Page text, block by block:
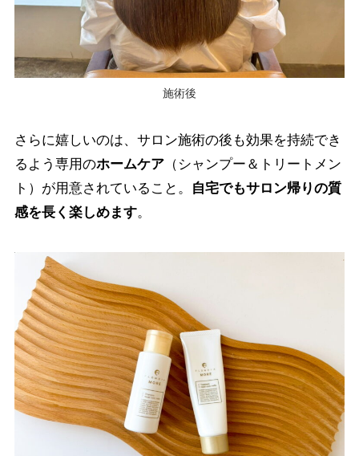
施術後
さらに嬉しいのは、サロン施術の後も効果を持続でき
るよう専用のホームケア（シャンプー＆トリートメン
ト）が用意されていること。
自宅でもサロン帰りの質
感を長く楽しめます。